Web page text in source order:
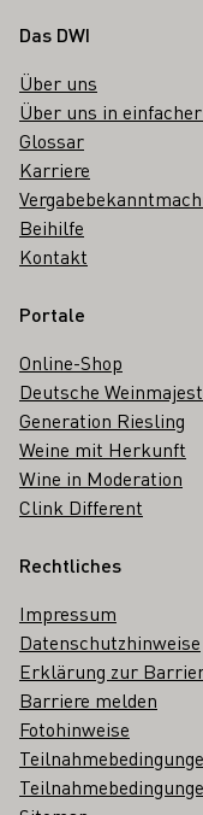
Fußbereich
Das DWI
Über uns
Über uns in
Glossar
Karriere
Beihilfe
Kontakt
Portale
Online-Shop
Deutsche
Generation Riesling
Weine mit Herkunft
Wine in Moderation
Clink Different
Rechtliches
Impressum
Datenschutzhinweise
Erklärung zur
Barriere melden
Fotohinweise